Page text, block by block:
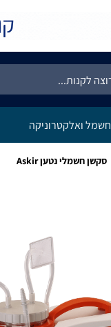
חשמל ואלקטרוניקה
סקשן חשמלי נטען Askir